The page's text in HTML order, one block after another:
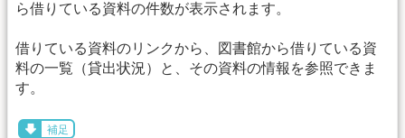
ら借りている資料の件数が表示されます。
借りている資料のリンクから、図書館から借りている資
料の一覧（貸出状況）と、その資料の情報を参照できま
す。
補足